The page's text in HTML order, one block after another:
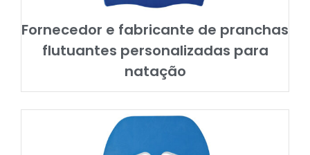
Fornecedor e fabricante de pranchas
flutuantes personalizadas para
natação